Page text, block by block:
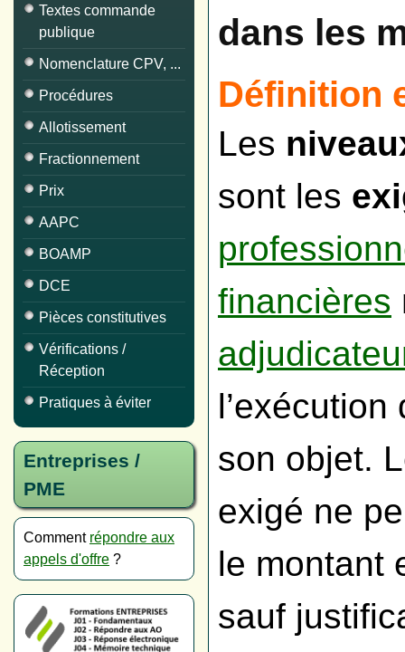
Textes commande
publique
Nomenclature CPV, ...
Procédures
Allotissement
Fractionnement
Prix
AAPC
BOAMP
DCE
Pièces constitutives
Vérifications /
Réception
Pratiques à éviter
Entreprises /
PME
Comment répondre aux
appels d'offre ?
dans les
Définition
Les
sont les
financières
son objet.
exigé ne
le montant
sauf